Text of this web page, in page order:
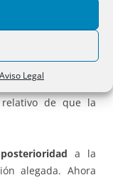
Aviso Legal
o remover la
no elimina la
si no se logra el
de que la
a la
alegada. Ahora